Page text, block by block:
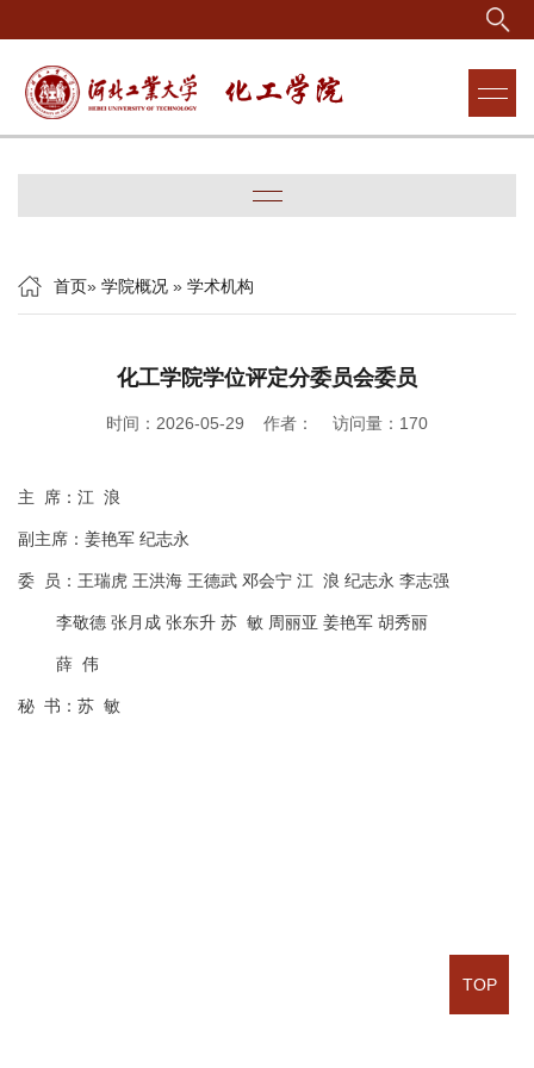
首页» 学院概况 » 学术机构
化工学院学位评定分委员会委员
时间：2026-05-29 作者： 访问量： 170
主 席：江 浪
副主席：姜艳军 纪志永
委 员：王瑞虎 王洪海 王德武 邓会宁 江 浪 纪志永 李志强
李敬德 张月成 张东升 苏 敏 周丽亚 姜艳军 胡秀丽
薛 伟
秘 书：苏 敏
TOP